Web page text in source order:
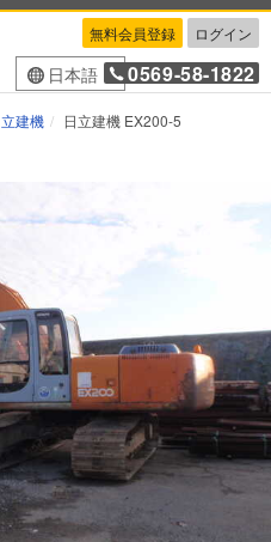
無料会員登録 ログイン
日本語 0569-58-1822
建機 日立建機 EX200-5